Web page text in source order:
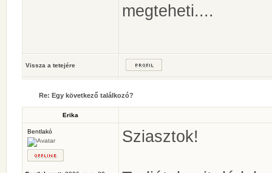
megteheti....
Vissza a tetejére
Re: Egy következő találkozó?
Erika
Bentlakó Sziasztok!